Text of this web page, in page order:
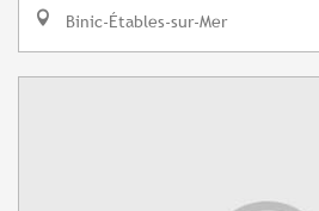
Binic-Étables-sur-Mer